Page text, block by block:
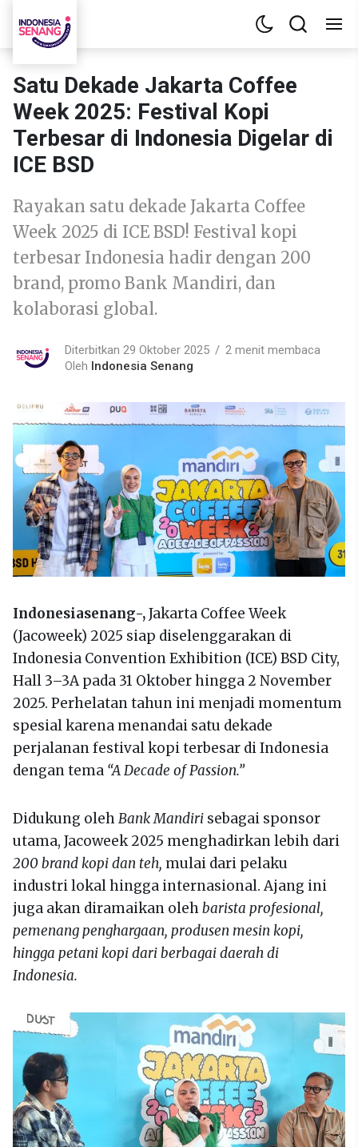
Satu Dekade Jakarta Coffee
Week 2025: Festival Kopi
Terbesar di Indonesia Digelar di
ICE BSD
Rayakan satu dekade Jakarta Coffee
Week 2025 di ICE BSD! Festival kopi
terbesar Indonesia hadir dengan 200
brand, promo Bank Mandiri, dan
kolaborasi global.
Diterbitkan 29 Oktober 2025
2 menit membaca
Oleh Indonesia Senang
Indonesiasenang-,Jakarta Coffee Week
(Jacoweek) 2025 siap diselenggarakan di
Indonesia Convention Exhibition (ICE) BSD City,
Hall 3–3A pada 31 Oktober hingga 2 November
2025. Perhelatan tahun ini menjadi momentum
spesial karena menandai satu dekade
perjalanan festival kopi terbesar di Indonesia
dengan tema “A Decade of Passion.”
Didukung olehBank Mandiri sebagai sponsor
utama, Jacoweek 2025 menghadirkan lebih dari
200 brand kopi dan teh, mulai dari pelaku
industri lokal hingga internasional. Ajang ini
juga akan diramaikan olehbarista profesional,
pemenang penghargaan, produsen mesin kopi,
hingga petani kopi dari berbagai daerah di
Indonesia.